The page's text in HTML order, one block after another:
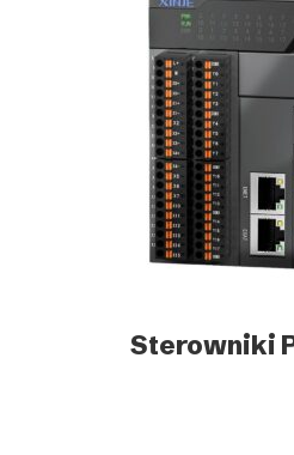
Sterowniki